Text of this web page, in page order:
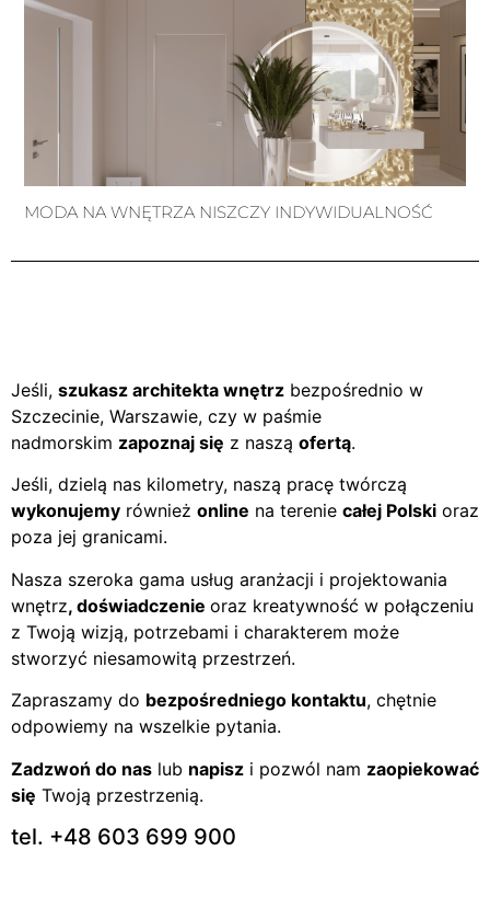
MODA NA WNĘTRZA NISZCZY INDYWIDUALNOŚĆ
Jeśli, szukasz architekta wnętrz bezpośrednio w
Szczecinie, Warszawie, czy w paśmie
nadmorskim zapoznaj się z naszą ofertą.
Jeśli, dzielą nas kilometry, naszą pracę twórczą
wykonujemy również online na terenie całej Polski oraz
poza jej granicami.
Nasza szeroka gama usług aranżacji i projektowania
wnętrz, doświadczenie oraz kreatywność w połączeniu
z Twoją wizją, potrzebami i charakterem może
stworzyć niesamowitą przestrzeń.
Zapraszamy do bezpośredniego kontaktu, chętnie
odpowiemy na wszelkie pytania.
Zadzwoń do nas lub napisz i pozwól nam zaopiekować
się Twoją przestrzenią.
tel. +48 603 699 900